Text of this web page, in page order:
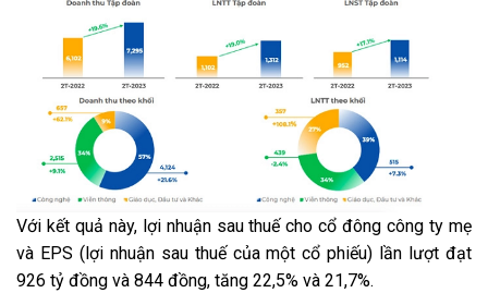
Với kết quả này, lợi nhuận sau thuế cho cổ đông công ty mẹ
và EPS (lợi nhuận sau thuế của một cổ phiếu) lần lượt đạt
926 tỷ đồng và 844 đồng, tăng 22,5% và 21,7%.